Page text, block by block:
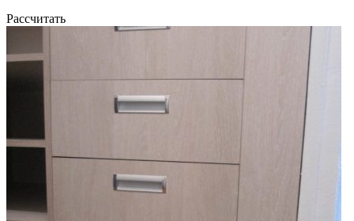
Рассчитать